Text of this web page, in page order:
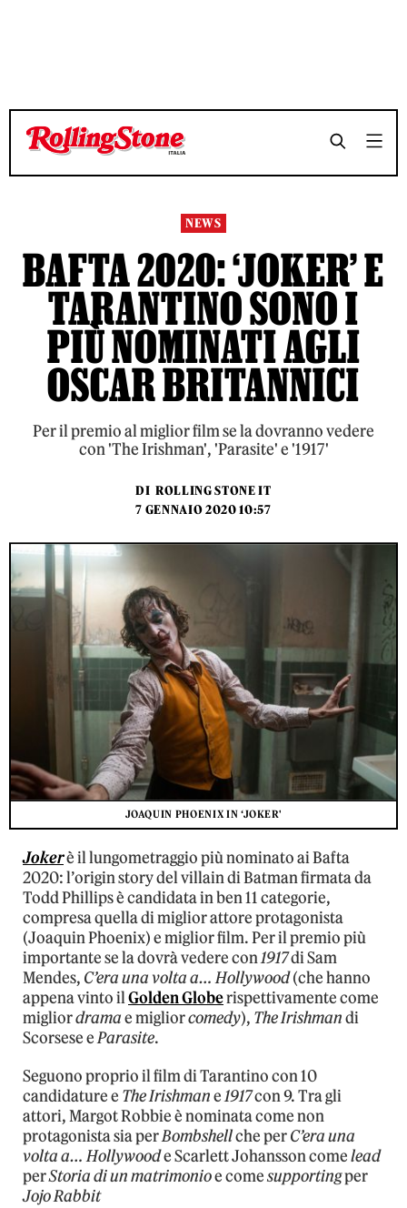
TEMPO DI LETTURA 5 MINUTI SHARE
TEMPO DI LETTURA 5 MINUTI SHARE
NEWS
BAFTA 2020: ‘JOKER’ E
TARANTINO SONO I
PIÙ NOMINATI AGLI
OSCAR BRITANNICI
Per il premio al miglior film se la dovranno vedere
con 'The Irishman', 'Parasite' e '1917'
DI ROLLING STONE IT
7 GENNAIO 2020 10:57
JOAQUIN PHOENIX IN ‘JOKER'
Jokerè il lungometraggio più nominato ai Bafta
2020: l’origin story del villain di Batman firmata da
Todd Phillips è candidata in ben 11 categorie,
compresa quella di miglior attore protagonista
(Joaquin Phoenix) e miglior film. Per il premio più
importante se la dovrà vedere con1917di Sam
Mendes, C’era una volta a… Hollywood(che hanno
appena vinto ilGolden Globerispettivamente come
migliordramae migliorcomedy), The Irishmandi
Scorsese eParasite.
Seguono proprio il film di Tarantino con 10
candidature e The Irishmane1917con 9. Tra gli
attori, Margot Robbie è nominata come non
protagonista sia perBombshellche perC’era una
volta a… Hollywoode Scarlett Johansson comelead
perStoria di un matrimonioe comesupportingper
Jojo Rabbit